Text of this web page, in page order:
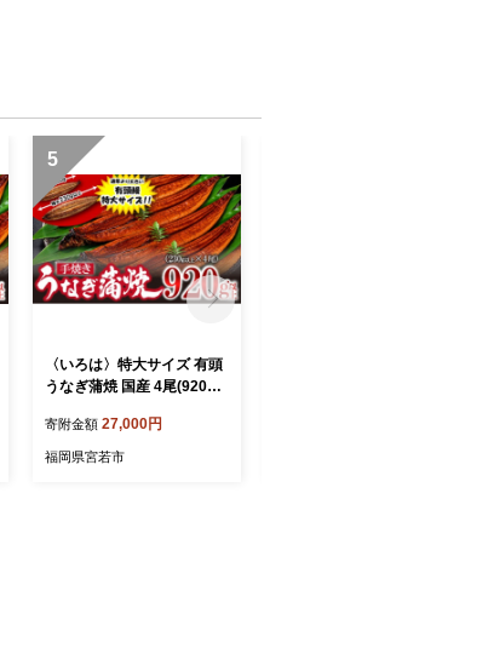
5
〈いろは〉特大サイズ 有頭
うなぎ蒲焼 国産 4尾(920g
火焼き 肉厚 うな重 ランキ
ング 土用の丑の日 鹿児島県
寄附金額 27,000円
福岡県宮若市